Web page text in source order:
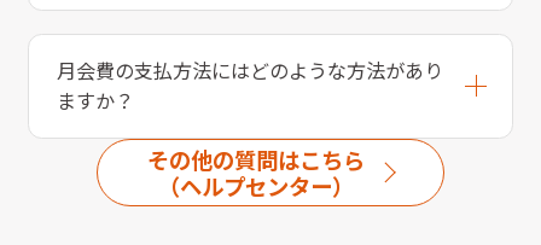
月会費の支払方法にはどのような方法があり
ますか？
その他の質問はこちら
（ヘルプセンター）